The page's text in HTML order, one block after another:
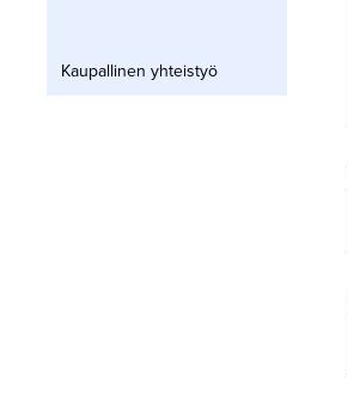
Kaupallinen yhteistyö